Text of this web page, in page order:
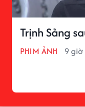
Trịnh Sảng
PHIM ẢNH 9